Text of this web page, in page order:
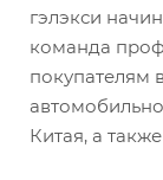
гэлэкси
команда
покупателям
Китая, а